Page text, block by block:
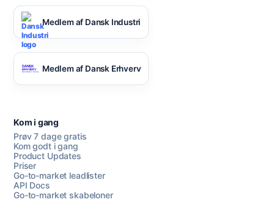
Medlem af Dansk Industri
Medlem af Dansk Erhverv
Kom i gang
Prøv 7 dage gratis
Kom godt i gang
Product Updates
Priser
Go-to-market leadlister
API Docs
Go-to-market skabeloner